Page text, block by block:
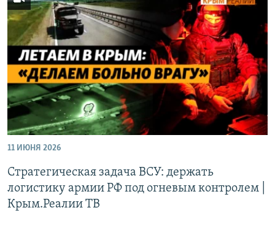
11 ИЮНЯ 2026
Стратегическая задача ВСУ: держать
логистику армии РФ под огневым контролем |
Крым.Реалии ТВ